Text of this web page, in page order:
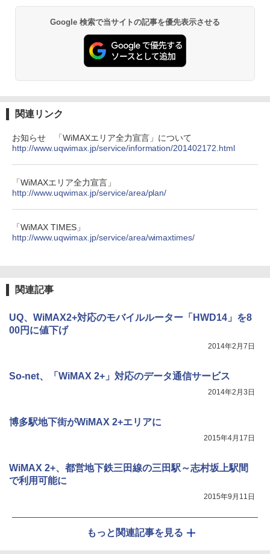
Google 検索で当サイトの記事を優先表示させる
関連リンク
お知らせ 「WiMAXエリア全力宣言」について
http://www.uqwimax.jp/service/information/201402172.html
「WiMAXエリア全力宣言」
http://www.uqwimax.jp/service/area/plan/
「WiMAX TIMES」
http://www.uqwimax.jp/service/area/wimaxtimes/
関連記事
UQ、WiMAX2+対応のモバイルルーター「HWD14」を8
00円に値下げ
2014年2月7日
So-net、「WiMAX 2+」対応のデータ通信サービス
2014年2月3日
博多駅地下街がWiMAX 2+エリアに
2015年4月17日
WiMAX 2+、都営地下鉄三田線の三田駅～志村坂上駅間
で利用可能に
2015年9月11日
もっと関連記事を見る